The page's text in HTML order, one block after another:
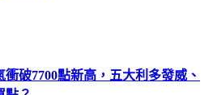
破7700點新高，五大利多發威、